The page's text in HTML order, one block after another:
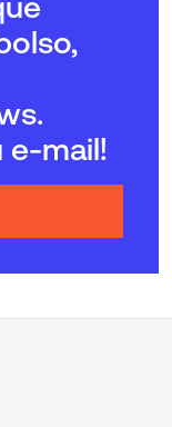
e-mail!